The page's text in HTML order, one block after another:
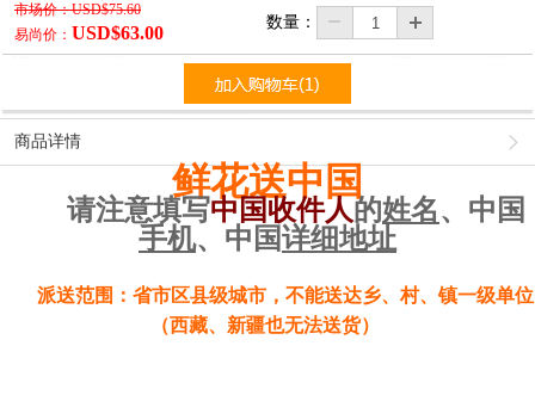
市场价：USD$75.60
数量：
易尚价： USD$63.00
商品详情
鲜花送中国
请注意填写中国收件人的姓名、中国
手机、中国详细地址
派送范围：省市区县级城市，不能送达乡、村、镇一级单位
（西藏、新疆也无法送货）